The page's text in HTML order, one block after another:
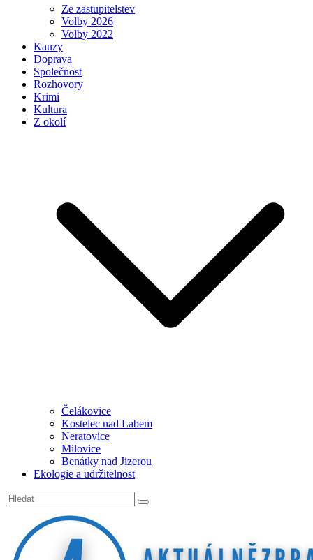
Ze zastupitelstev
Volby 2026
Volby 2022
Kauzy
Doprava
Společnost
Rozhovory
Krimi
Kultura
Z okolí
Čelákovice
Kostelec nad Labem
Neratovice
Milovice
Benátky nad Jizerou
Ekologie a udržitelnost